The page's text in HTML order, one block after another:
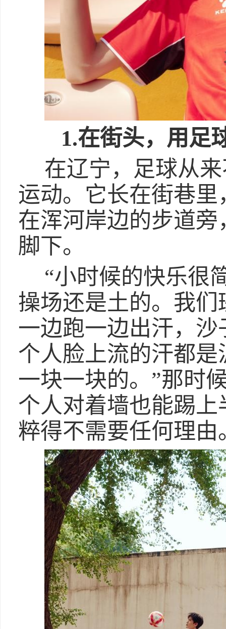
1.在街头，用足
在辽宁，足球从
运动。它长在街巷
在浑河岸边的步道
脚下。
“小时候的快乐很
操场还是土的。我
一边跑一边出汗，
个人脸上流的汗都
一块一块的。”那时
个人对着墙也能踢
粹得不需要任何理由